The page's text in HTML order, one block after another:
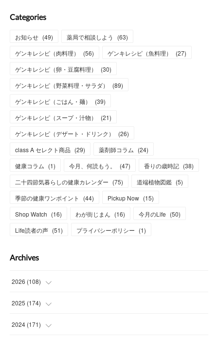
Categories
お知らせ (49) 薬局で相談しよう (63)
ゲンキレシピ（肉料理）
(56) ゲンキレシピ（魚料理） (27)
ゲンキレシピ（卵・豆腐料理）
(30)
ゲンキレシピ（野菜料理・サラダ）
(89)
ゲンキレシピ（ごはん・麺）
(39)
ゲンキレシピ（スープ・汁物）
(21)
ゲンキレシピ（デザート・ドリンク）
(26)
class A セレクト商品 (29) 薬剤師コラム (24)
健康コラム (1) 今月、何読もう。 (47) 香りの歳時記 (38)
二十四節気暮らしの健康カレンダー (75) 道端植物図鑑 (5)
季節の健康ワンポイント
(44) Pickup Now (15)
Shop Watch (16) わが街じまん (16) 今月のLife (50)
Life読者の声 (51) プライバシーポリシー (1)
Archives
2026 (108)
(6)
(15
2025 (174)
(14
2024 (171)